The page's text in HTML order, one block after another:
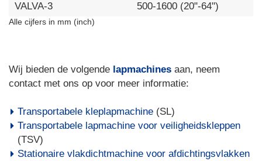
VALVA-3
500-1600 (20"-64")
Alle cijfers in mm (inch)
Wij bieden de volgende lapmachines aan, neem
contact met ons op voor meer informatie:
Transportabele kleplapmachine (SL)
Transportabele lapmachine voor veiligheidskleppen
(TSV)
Stationaire vlakdichtmachine voor afdichtingsvlakken